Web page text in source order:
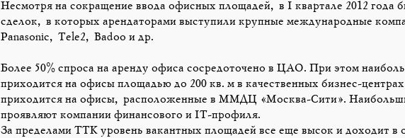
Несмотря на сокращение ввода офисных площадей, в I квартале 2012 года
сделок, в которых арендаторами выступили крупные международные
Panasonic, Tele2, Badoo и др.
Более 50% спроса на аренду офиса сосредоточено в ЦАО. При этом
приходится на офисы площадью до 200 кв. м в качественных бизнес-
приходится на офисы, расположенные в ММДЦ «Москва-Сити».
проявляют компании финансового и IT-профиля.
За пределами ТТК уровень вакантных площадей все еще высок и доходит в